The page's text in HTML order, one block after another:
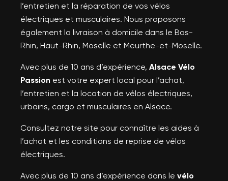
l’entretien et la réparation de vos vélos
électriques et musculaires. Nous proposons
également la livraison à domicile dans le Bas-
Rhin, Haut-Rhin, Moselle et Meurthe-et-Moselle.
Avec plus de 10 ans d’expérience, Alsace Vélo
Passion est votre expert local pour l’achat,
l’entretien et la location de vélos électriques,
urbains, cargo et musculaires en Alsace.
Consultez notre site pour connaître les aides à
l’achat et les conditions de reprise de vélos
électriques.
Avec plus de 10 ans d’expérience dans le vélo